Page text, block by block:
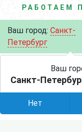
РАБОТАЕМ
Ваш город: Санкт-
Петербург
Ваш
Санкт-
Нет